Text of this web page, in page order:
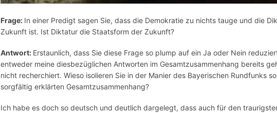
Frage: In einer Predigt sagen Sie, dass die Demokratie zu nichts tauge und die
Zukunft ist. Ist Diktatur die Staatsform der Zukunft?
Antwort: Erstaunlich, dass Sie diese Frage so plump auf ein Ja oder Nein
entweder meine diesbezüglichen Antworten im Gesamtzusammenhang bereits
nicht recherchiert. Wieso isolieren Sie in der Manier des Bayerischen Rundfunks
sorgfältig erklärten Gesamtzusammenhang?
Ich habe es doch so deutsch und deutlich dargelegt, dass auch für den